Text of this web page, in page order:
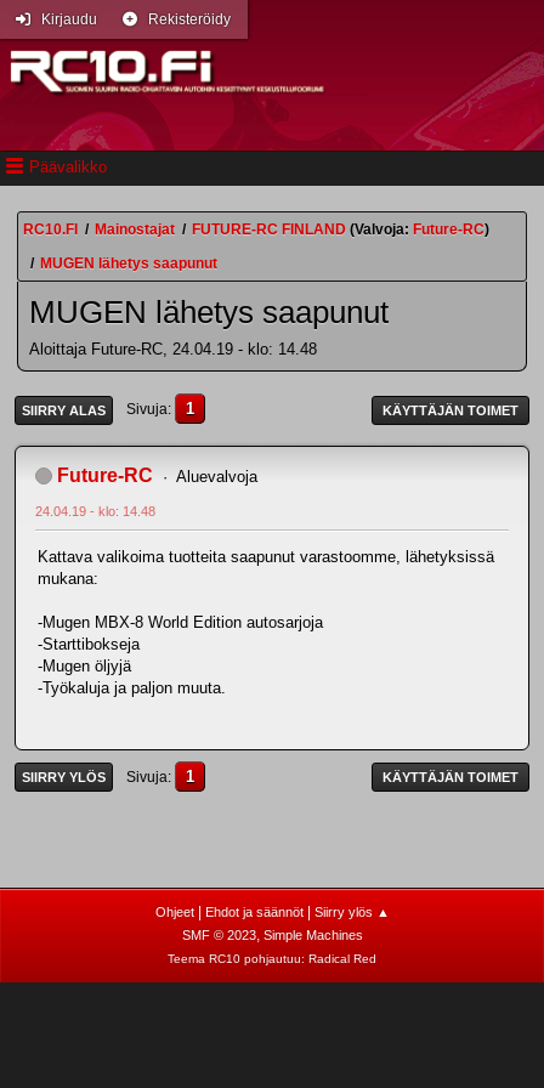
Päävalikko
Kirjaudu Rekisteröidy
RC10.FI / Mainostajat / FUTURE-RC FINLAND (Valvoja: Future-RC)
/ MUGEN lähetys saapunut
MUGEN lähetys saapunut
Aloittaja Future-RC, 24.04.19 - klo: 14.48
SIIRRY ALAS Sivuja 1 KÄYTTÄJÄN TOIMET
Future-RC Aluevalvoja
24.04.19 - klo: 14.48
Kattava valikoima tuotteita saapunut varastoomme, lähetyksissä
mukana:
-Mugen MBX-8 World Edition autosarjoja
-Starttibokseja
-Mugen öljyjä
-Työkaluja ja paljon muuta.
SIIRRY YLÖS Sivuja 1 KÄYTTÄJÄN TOIMET
Ohjeet| Ehdot ja säännöt|
Siirry ylös ▲
SMF © 2023, Simple Machines
Teema RC10 pohjautuu: Radical Red